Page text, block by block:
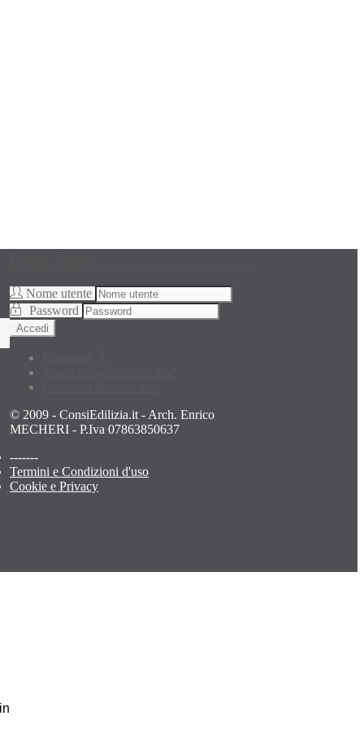
Nome utente
Password
Accedi
© 2009 - ConsiEdilizia.it - Arch. Enrico
MECHERI - P.Iva 07863850637
-------
Termini e Condizioni d'uso
Cookie e Privacy